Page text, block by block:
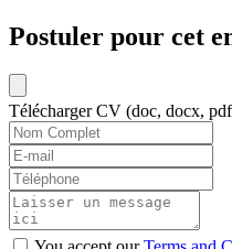
Postuler pour cet
Télécharger CV (doc, docx,